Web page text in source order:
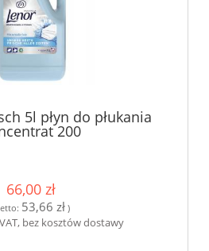
5l płyn do płukania
200
66,00 zł
53,66 zł )
bez kosztów dostawy